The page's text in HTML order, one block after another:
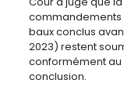
commandements
baux conclus
2023) restent
conformément
conclusion.